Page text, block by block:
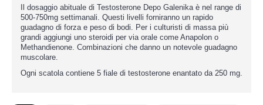
Il dosaggio abituale di Testosterone Depo Galenika è nel range di
500-750mg settimanali. Questi livelli forniranno un rapido
guadagno di forza e peso di bodi. Per i culturisti di massa più
grandi aggiungi uno steroidi per via orale come Anapolon o
Methandienone. Combinazioni che danno un notevole guadagno
muscolare.
Ogni scatola contiene 5 fiale di testosterone enantato da 250 mg.